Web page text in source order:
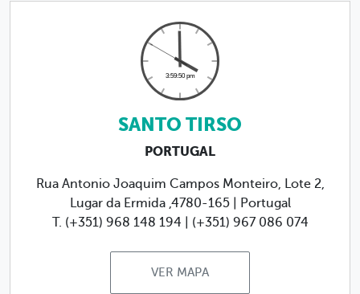
SANTO TIRSO
PORTUGAL
Rua Antonio Joaquim Campos Monteiro, Lote 2,
Lugar da Ermida ,4780-165 | Portugal
T. (+351) 968 148 194 | (+351) 967 086 074
VER MAPA